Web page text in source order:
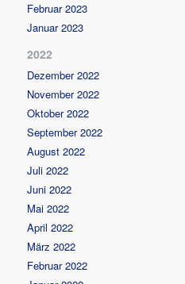
Februar 2023
Januar 2023
2022
Dezember 2022
November 2022
Oktober 2022
September 2022
August 2022
Juli 2022
Juni 2022
Mai 2022
April 2022
März 2022
Februar 2022